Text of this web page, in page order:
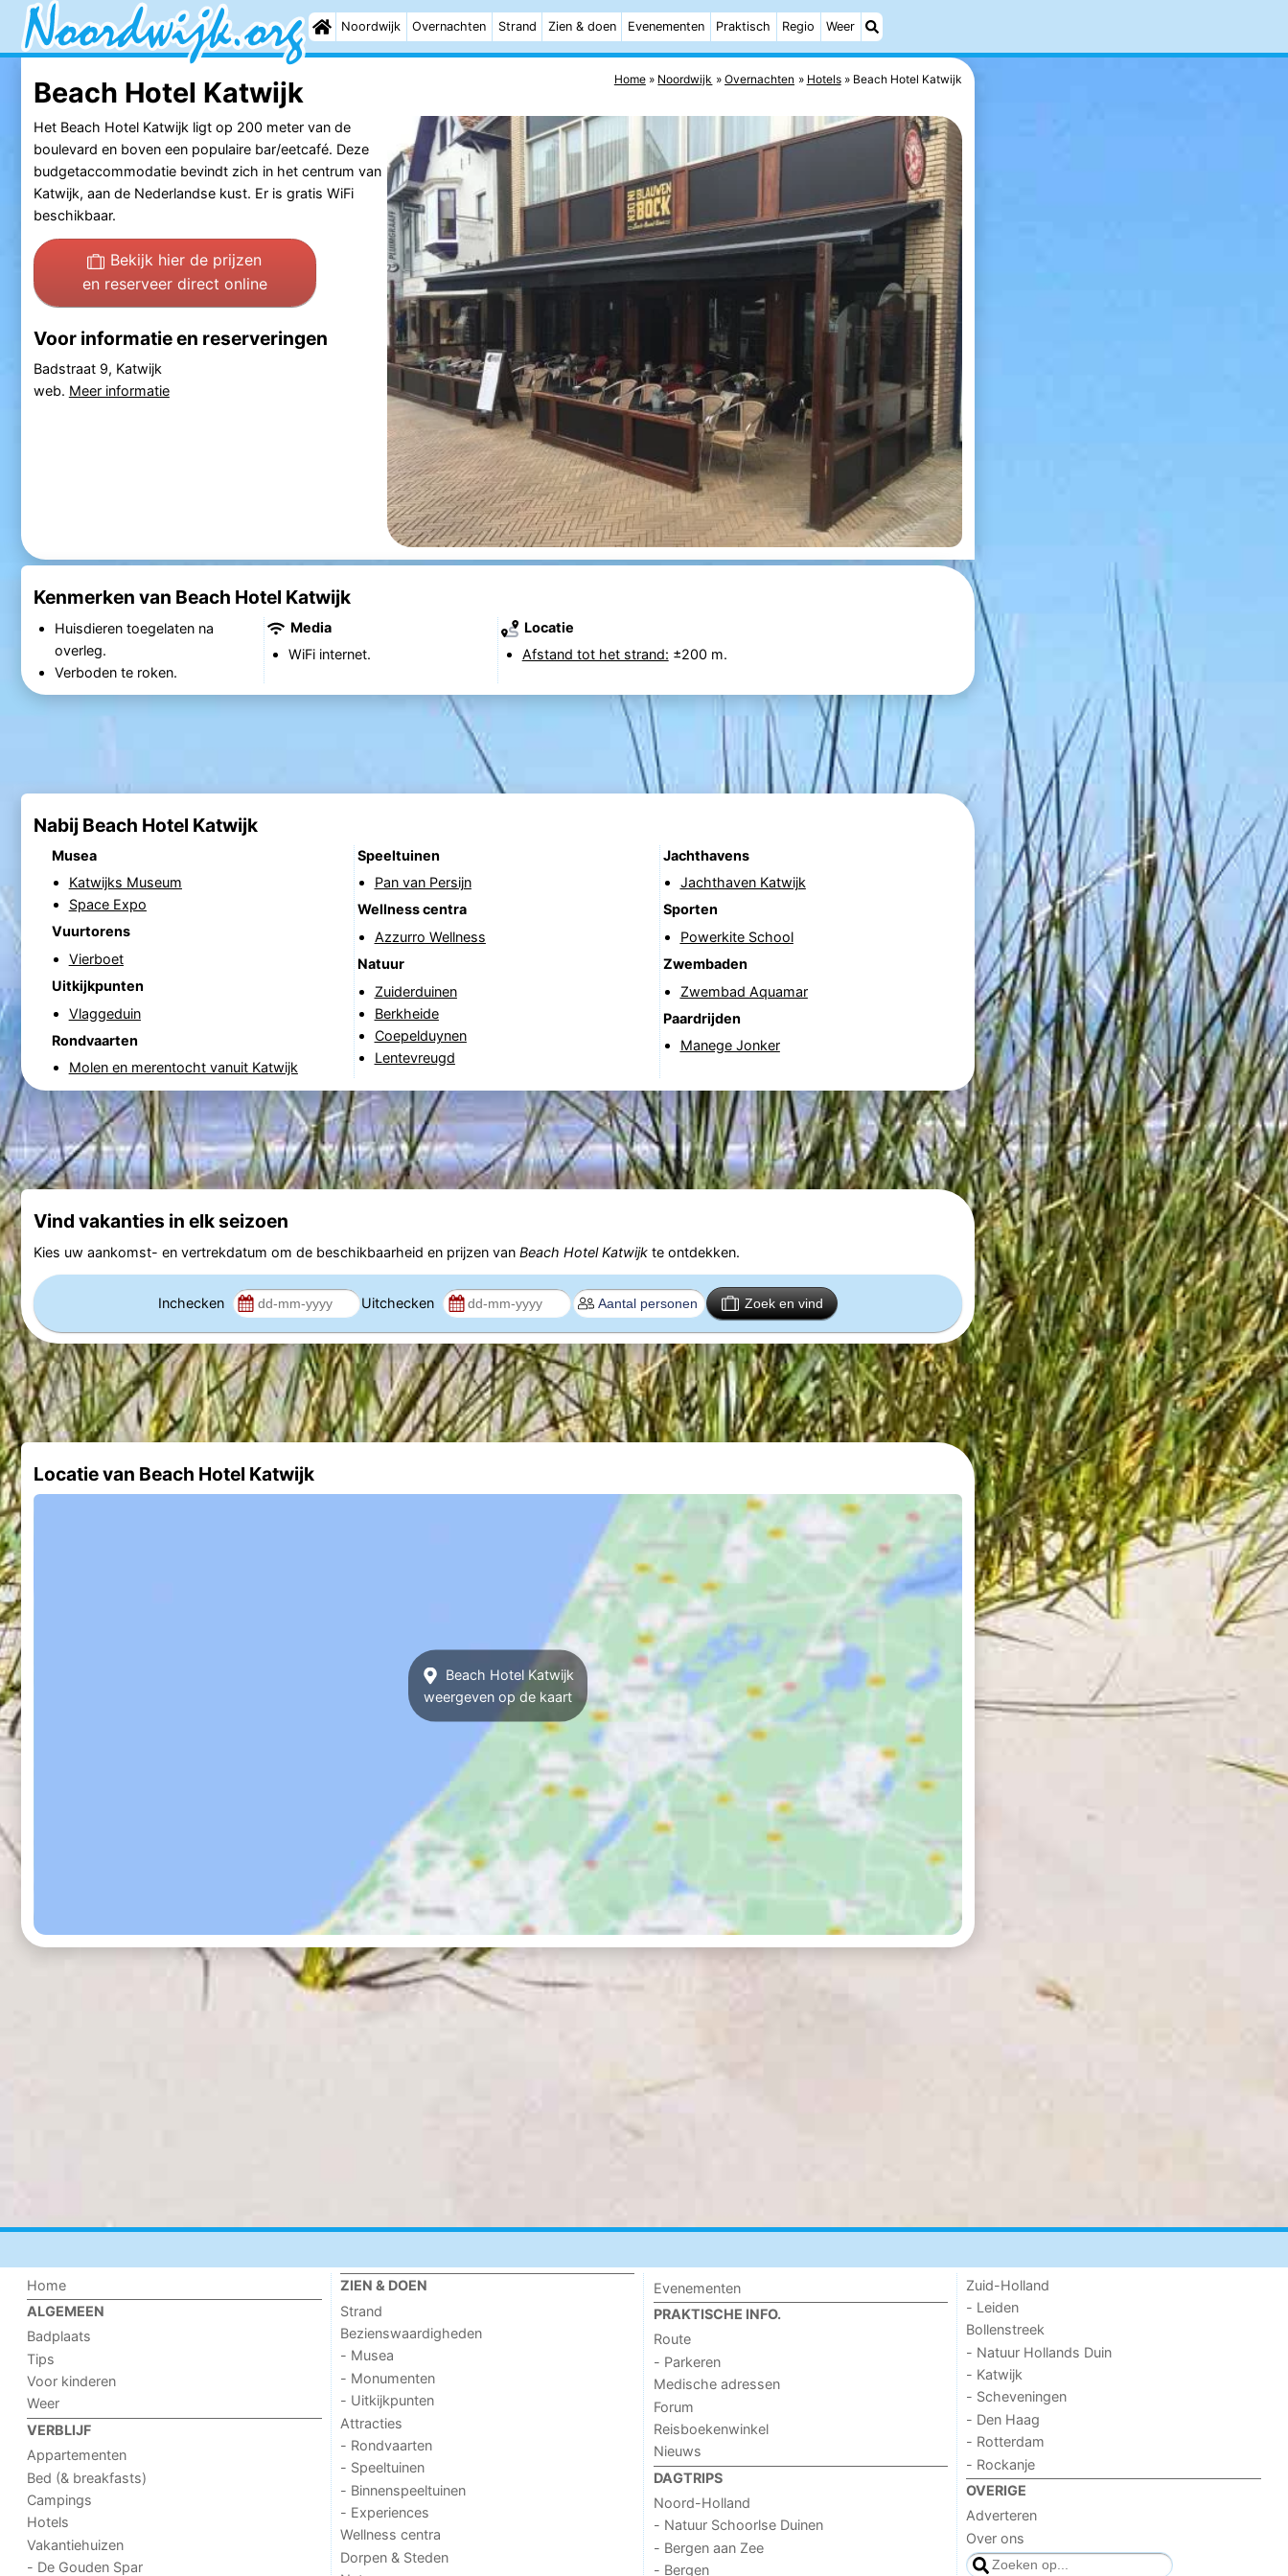
Noordwijk Overnachten Strand Zien & doen Evenementen Praktisch Regio Weer
Home Noordwijk Overnachten Hotels Beach Hotel Katwijk
Beach Hotel Katwijk
Het Beach Hotel Katwijk ligt op 200 meter van de
boulevard en boven een populaire bar/eetcafé. Deze
budgetaccommodatie bevindt zich in het centrum van
Katwijk, aan de Nederlandse kust. Er is gratis WiFi
beschikbaar.
Bekijk hier de prijzen
en reserveer direct online
Voor informatie en reserveringen
Badstraat 9, Katwijk
web. Meer informatie
Kenmerken van Beach Hotel Katwijk
Huisdieren toegelaten na
overleg.
Verboden te roken.
Media
WiFi internet.
Locatie
Afstand tot het strand: ±200 m.
Nabij Beach Hotel Katwijk
Musea
Katwijks Museum
Space Expo
Vuurtorens
Vierboet
Uitkijkpunten
Vlaggeduin
Rondvaarten
Molen en merentocht vanuit Katwijk
Speeltuinen
Pan van Persijn
Wellness centra
Azzurro Wellness
Natuur
Zuiderduinen
Berkheide
Coepelduynen
Lentevreugd
Jachthavens
Jachthaven Katwijk
Sporten
Powerkite School
Zwembaden
Zwembad Aquamar
Paardrijden
Manege Jonker
Vind vakanties in elk seizoen
Kies uw aankomst- en vertrekdatum om de beschikbaarheid en prijzen van Beach Hotel Katwijkte ontdekken.
Inchecken Uitchecken Zoek en vind
Locatie van Beach Hotel Katwijk
Beach Hotel Katwijk
weergeven op de kaart
Home
ALGEMEEN
Badplaats
Tips
Voor kinderen
Weer
VERBLIJF
Appartementen
Bed (& breakfasts)
Campings
Hotels
Vakantiehuizen
- De Gouden Spar
ZIEN & DOEN
Strand
Bezienswaardigheden
- Musea
- Monumenten
- Uitkijkpunten
Attracties
- Rondvaarten
- Speeltuinen
- Binnenspeeltuinen
- Experiences
Wellness centra
Dorpen & Steden
Evenementen
PRAKTISCHE INFO.
Route
- Parkeren
Medische adressen
Forum
Reisboekenwinkel
Nieuws
DAGTRIPS
Noord-Holland
- Natuur Schoorlse Duinen
- Bergen aan Zee
- Bergen
Zuid-Holland
- Leiden
Bollenstreek
- Natuur Hollands Duin
- Katwijk
- Scheveningen
- Den Haag
- Rotterdam
- Rockanje
OVERIGE
Adverteren
Over ons